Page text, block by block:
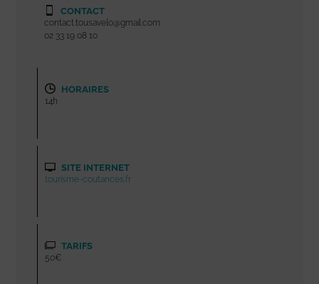
CONTACT
contact.tousavelo@gmail.com
02 33 19 08 10
HORAIRES
14h
SITE INTERNET
tourisme-coutances.fr
TARIFS
50€